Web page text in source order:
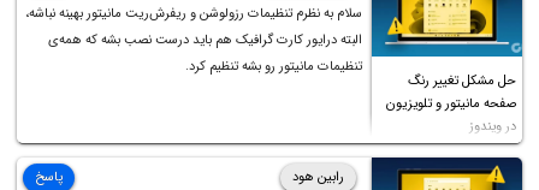
حل مشکل تغییر رنگ
صفحه مانیتور و تلویزیون
در ویندوز
سلام به نظرم تنظیمات رزولوشن و ریفرش‌ریت مانیتور بهینه نباشه،
البته درایور کارت گرافیک هم باید درست نصب بشه که همه‌ی
تنظیمات مانیتور رو بشه تنظیم کرد.
رابین هود
پاسخ